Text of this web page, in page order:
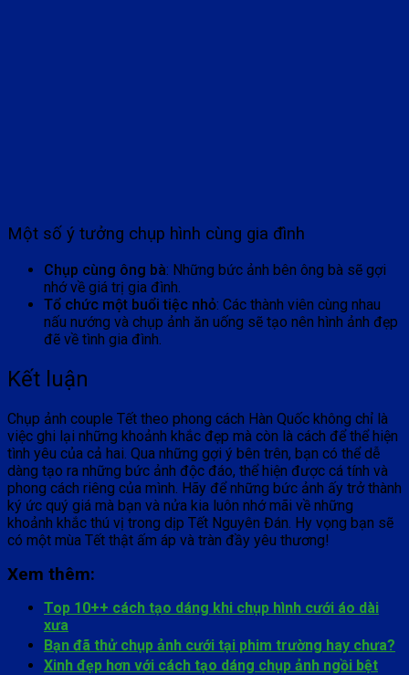
Một số ý tưởng chụp hình cùng gia đình
Chụp cùng ông bà: Những bức ảnh bên ông bà sẽ gợi
nhớ về giá trị gia đình.
Tổ chức một buổi tiệc nhỏ: Các thành viên cùng nhau
nấu nướng và chụp ảnh ăn uống sẽ tạo nên hình ảnh đẹp
đẽ về tình gia đình.
Kết luận
Chụp ảnh couple Tết theo phong cách Hàn Quốc không chỉ là
việc ghi lại những khoảnh khắc đẹp mà còn là cách để thể hiện
tình yêu của cả hai. Qua những gợi ý bên trên, bạn có thể dễ
dàng tạo ra những bức ảnh độc đáo, thể hiện được cá tính và
phong cách riêng của mình. Hãy để những bức ảnh ấy trở thành
ký ức quý giá mà bạn và nửa kia luôn nhớ mãi về những
khoảnh khắc thú vị trong dịp Tết Nguyên Đán. Hy vọng bạn sẽ
có một mùa Tết thật ấm áp và tràn đầy yêu thương!
Xem thêm:
Top 10++ cách tạo dáng khi chụp hình cưới áo dài
xưa
Bạn đã thử chụp ảnh cưới tại phim trường hay chưa?
Xinh đẹp hơn với cách tạo dáng chụp ảnh ngồi bệt